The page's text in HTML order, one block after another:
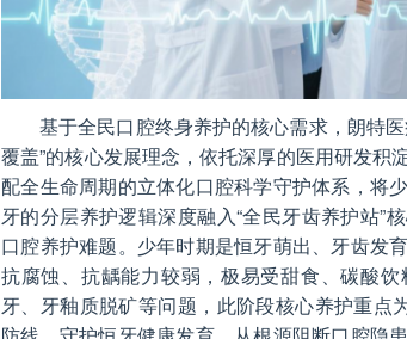
基于全民口腔终身养护的核心需求，朗特
覆盖”的核心发展理念，依托深厚的医用研发积
配全生命周期的立体化口腔科学守护体系，将
牙的分层养护逻辑深度融入“全民牙齿养护站”
口腔养护难题。少年时期是恒牙萌出、牙齿发
抗腐蚀、抗龋能力较弱，极易受甜食、碳酸
牙、牙釉质脱矿等问题，此阶段核心养护重点